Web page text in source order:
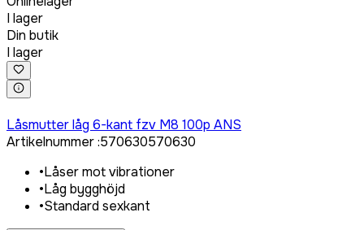
I lager
Din butik
I lager
Låsmutter låg 6-kant fzv M8 100p ANS
Artikelnummer:570630570630
•Låser mot vibrationer
•Låg bygghöjd
•Standard sexkant